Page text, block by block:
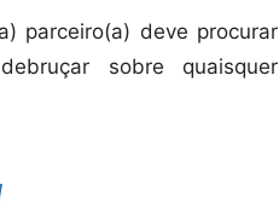
parceiro(a) deve procurar
sobre quaisquer